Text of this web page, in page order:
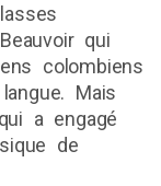
qui
colombiens
Mais
a engagé
de